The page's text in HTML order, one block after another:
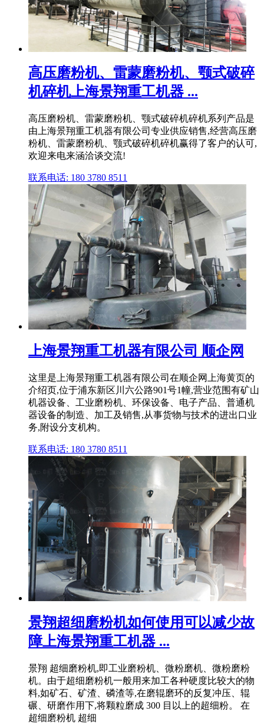
高压磨粉机、雷蒙磨粉机、颚式破碎
机碎机上海景翔重工机器 ...
高压磨粉机、雷蒙磨粉机、颚式破碎机碎机系列产品是
由上海景翔重工机器有限公司专业供应销售,经营高压磨
粉机、雷蒙磨粉机、颚式破碎机碎机赢得了客户的认可,
欢迎来电来涵洽谈交流!
联系电话: 180 3780 8511
上海景翔重工机器有限公司 顺企网
这里是上海景翔重工机器有限公司在顺企网上海黄页的
介绍页,位于浦东新区川六公路901号1幢,营业范围有矿山
机器设备、工业磨粉机、环保设备、电子产品、普通机
器设备的制造、加工及销售,从事货物与技术的进出口业
务,附设分支机构。
联系电话: 180 3780 8511
景翔超细磨粉机如何使用可以减少故
障上海景翔重工机器 ...
景翔 超细磨粉机,即工业磨粉机、微粉磨机、微粉磨粉
机。由于超细磨粉机一般用来加工各种硬度比较大的物
料,如矿石、矿渣、磷渣等,在磨辊磨环的反复冲压、辊
碾、研磨作用下,将颗粒磨成 300 目以上的超细粉。 在
超细磨粉机 超细